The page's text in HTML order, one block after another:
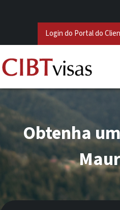
Login do Portal do
Obtenha